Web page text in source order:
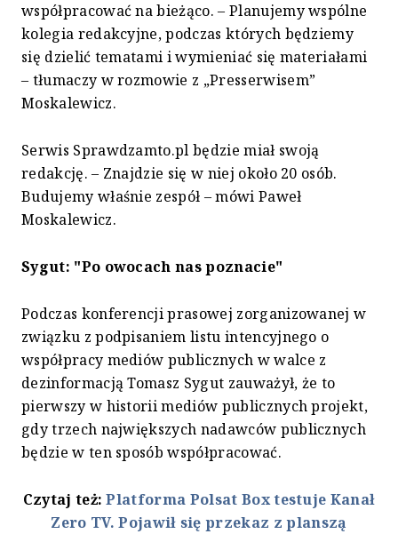
współpracować na bieżąco. – Planujemy wspólne
kolegia redakcyjne, podczas których będziemy
się dzielić tematami i wymieniać się materiałami
– tłumaczy w rozmowie z „Presserwisem”
Moskalewicz.
Serwis Sprawdzamto.pl będzie miał swoją
redakcję. – Znajdzie się w niej około 20 osób.
Budujemy właśnie zespół – mówi Paweł
Moskalewicz.
Sygut: "Po owocach nas poznacie"
Podczas konferencji prasowej zorganizowanej w
związku z podpisaniem listu intencyjnego o
współpracy mediów publicznych w walce z
dezinformacją Tomasz Sygut zauważył, że to
pierwszy w historii mediów publicznych projekt,
gdy trzech największych nadawców publicznych
będzie w ten sposób współpracować.
Czytaj też:Platforma Polsat Box testuje Kanał
Zero TV. Pojawił się przekaz z planszą